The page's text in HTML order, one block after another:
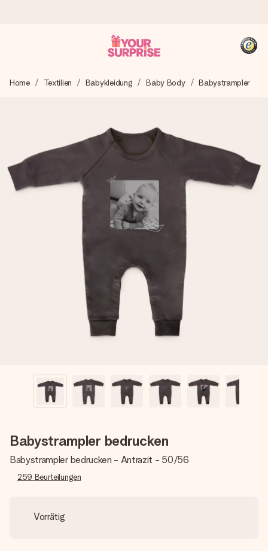
Wir bereiten dein Geschenk sorgfältig vor und schicken es
4,8 (basierend auf +15.000 Bewertungen)
Unsere Geschenke begeistern. Kunden bewerten uns mit
4,8 bei Google Reviews (Gesamtergebnis aller Länder, in
die wir versenden).
+49 39292 929695
Montag - Freitag : 8:30 - 17:00 Uhr
Samstag - Sonntag : 8:30 - 13:00 Uhr
Home Textilien Babykleidung Baby Body Babystrampler
Babystrampler bedrucken
Babystrampler bedrucken - Antrazit - 50/56
259 Beurteilungen
Vorrätig